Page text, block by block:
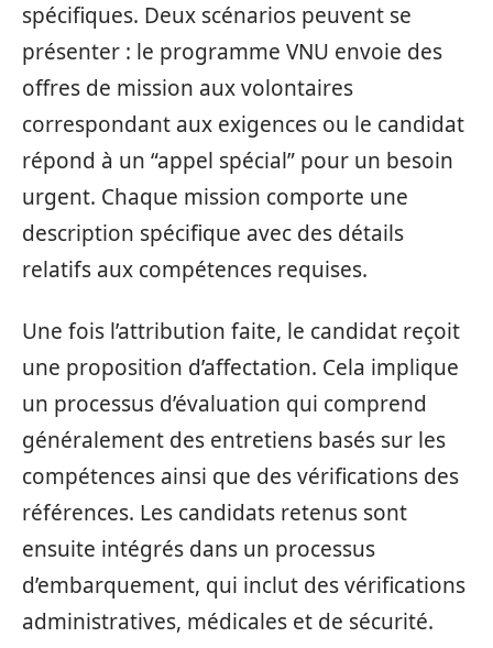
spécifiques. Deux scénarios peuvent se
présenter : le programme VNU envoie des
offres de mission aux volontaires
correspondant aux exigences ou le candidat
répond à un “appel spécial” pour un besoin
urgent. Chaque mission comporte une
description spécifique avec des détails
relatifs aux compétences requises.
Une fois l’attribution faite, le candidat reçoit
une proposition d’affectation. Cela implique
un processus d’évaluation qui comprend
généralement des entretiens basés sur les
compétences ainsi que des vérifications des
références. Les candidats retenus sont
ensuite intégrés dans un processus
d’embarquement, qui inclut des vérifications
administratives, médicales et de sécurité.